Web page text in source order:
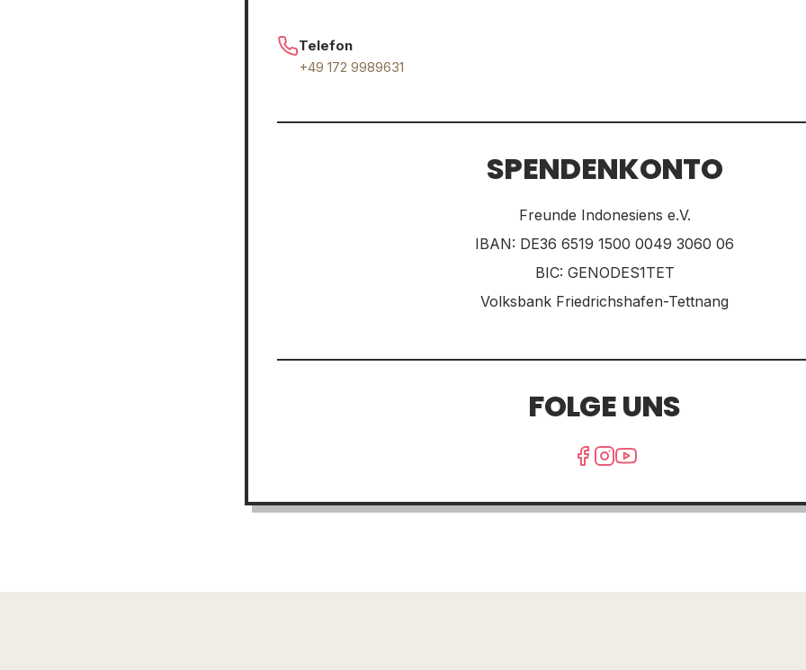
Telefon
+49 172 9989631
SPENDENKONTO
Freunde Indonesiens e.V.
IBAN: DE36 6519 1500 0049 3060 06
BIC: GENODES1TET
Volksbank Friedrichshafen-Tettnang
FOLGE UNS